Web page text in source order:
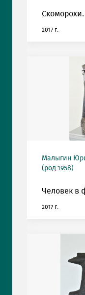
Скоморохи.
2017 г.
Малыгин
(род.1958)
Человек в
2017 г.